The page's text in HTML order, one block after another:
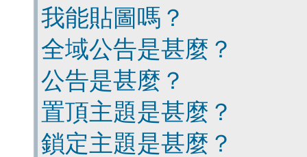
我能貼圖嗎？
全域公告是甚麼？
公告是甚麼？
置頂主題是甚麼？
鎖定主題是甚麼？